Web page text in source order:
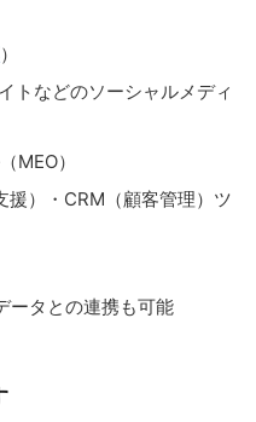
）
トなどのソーシャルメディ
MEO）
）・CRM（顧客管理）ツ
ータとの連携も可能